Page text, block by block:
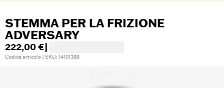
STEMMA PER LA FRIZIONE
ADVERSARY
222,00 €
Codice articolo | SKU: 14101389